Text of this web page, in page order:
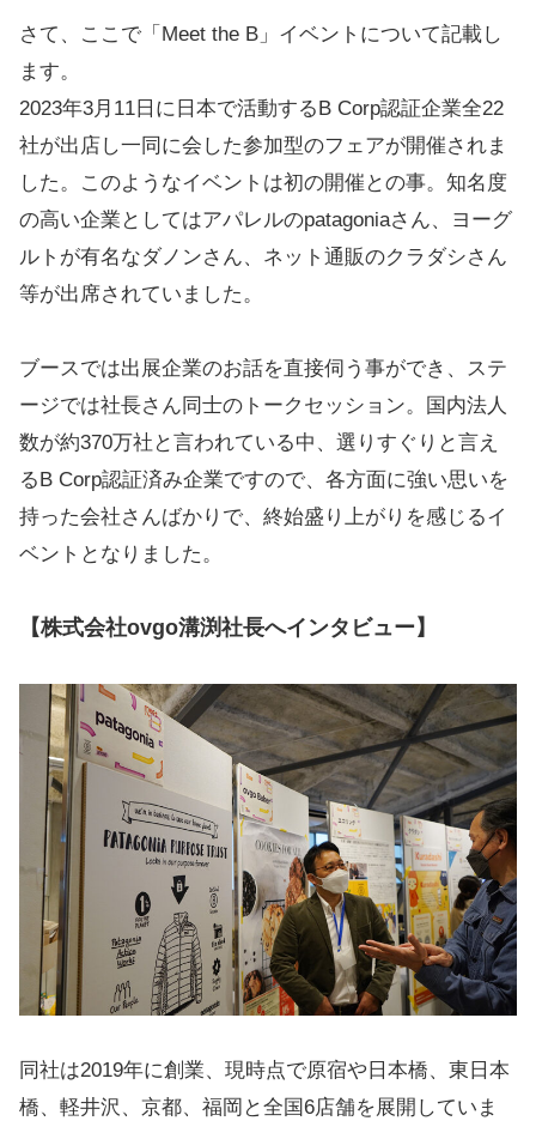
さて、ここで「Meet the B」イベントについて記載し
ます。
2023年3月11日に日本で活動するB Corp認証企業全22
社が出店し一同に会した参加型のフェアが開催されま
した。このようなイベントは初の開催との事。知名度
の高い企業としてはアパレルのpatagoniaさん、ヨーグ
ルトが有名なダノンさん、ネット通販のクラダシさん
等が出席されていました。
ブースでは出展企業のお話を直接伺う事ができ、ステ
ージでは社長さん同士のトークセッション。国内法人
数が約370万社と言われている中、選りすぐりと言え
るB Corp認証済み企業ですので、各方面に強い思いを
持った会社さんばかりで、終始盛り上がりを感じるイ
ベントとなりました。
【株式会社ovgo溝渕社長へインタビュー】
同社は2019年に創業、現時点で原宿や日本橋、東日本
橋、軽井沢、京都、福岡と全国6店舗を展開していま